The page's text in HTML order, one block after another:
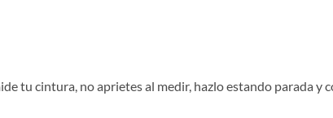
tu cintura, no aprietes al medir, hazlo estando parada y